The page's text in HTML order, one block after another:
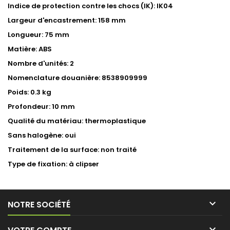
Indice de protection contre les chocs (IK): IK04
Largeur d'encastrement: 158 mm
Longueur: 75 mm
Matière: ABS
Nombre d'unités: 2
Nomenclature douanière: 8538909999
Poids: 0.3 kg
Profondeur: 10 mm
Qualité du matériau: thermoplastique
Sans halogène: oui
Traitement de la surface: non traité
Type de fixation: à clipser
NOTRE SOCIÉTÉ 